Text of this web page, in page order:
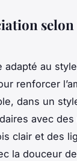
adapté au
renforcer
dans un
avec des
clair et des
la douceur